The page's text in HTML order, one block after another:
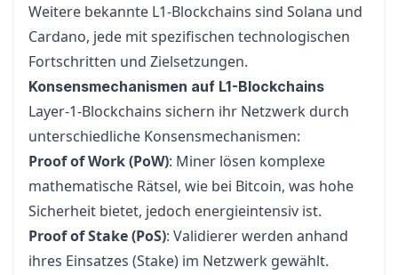
Weitere bekannte L1-Blockchains sind Solana und
Cardano, jede mit spezifischen technologischen
Fortschritten und Zielsetzungen.
Konsensmechanismen auf L1-Blockchains
Layer-1-Blockchains sichern ihr Netzwerk durch
unterschiedliche Konsensmechanismen:
Proof of Work (PoW): Miner lösen komplexe
mathematische Rätsel, wie bei Bitcoin, was hohe
Sicherheit bietet, jedoch energieintensiv ist.
Proof of Stake (PoS): Validierer werden anhand
ihres Einsatzes (Stake) im Netzwerk gewählt.